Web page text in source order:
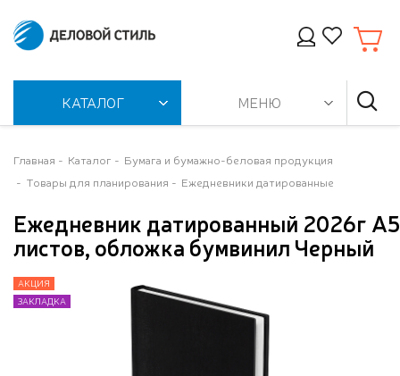
КАТАЛОГ МЕНЮ
Главная Каталог
Бумага и бумажно-беловая продукция
Товары для планирования
Ежедневники датированные
Ежедневник датированный 2026г
листов, обложка бумвинил Черный
АКЦИЯ
ЗАКЛАДКА
АКЦИЯ
ЗАКЛАДКА
АКЦИЯ
ЗАКЛАДКА
АКЦИЯ
ЗАКЛАДКА
АКЦИЯ
ЗАКЛАДКА
АКЦИЯ
ЗАКЛАДКА
АКЦИЯ
ЗАКЛАДКА